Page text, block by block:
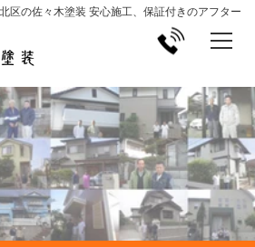
区の佐々木塗装 安心施工、保証付きのアフター